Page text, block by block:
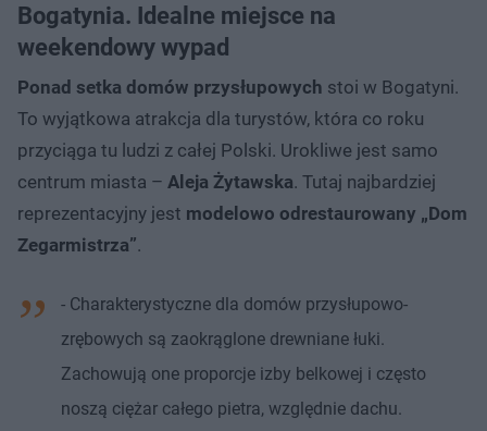
Bogatynia. Idealne miejsce na
weekendowy wypad
Ponad setka domów przysłupowych stoi w Bogatyni.
To wyjątkowa atrakcja dla turystów, która co roku
przyciąga tu ludzi z całej Polski. Urokliwe jest samo
centrum miasta – Aleja Żytawska. Tutaj najbardziej
reprezentacyjny jest modelowo odrestaurowany „Dom
Zegarmistrza”.
- Charakterystyczne dla domów przysłupowo-
zrębowych są zaokrąglone drewniane łuki.
Zachowują one proporcje izby belkowej i często
noszą ciężar całego pietra, względnie dachu.